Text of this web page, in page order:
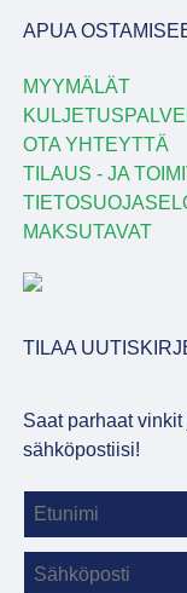
APUA
MYYMÄLÄT
OTA YHTEYTTÄ
TILAUS - JA
MAKSUTAVAT
TILAA
Saat parhaat
sähköpostiisi!